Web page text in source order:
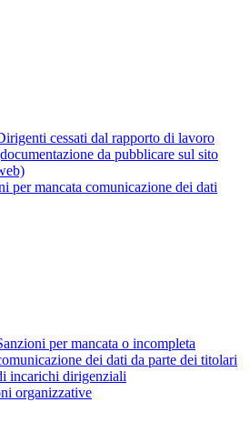
cessati dal rapporto di lavoro
da pubblicare sul sito
per mancata comunicazione dei dati
per mancata o incompleta
dei dati da parte dei titolari
incarichi dirigenziali
organizzative